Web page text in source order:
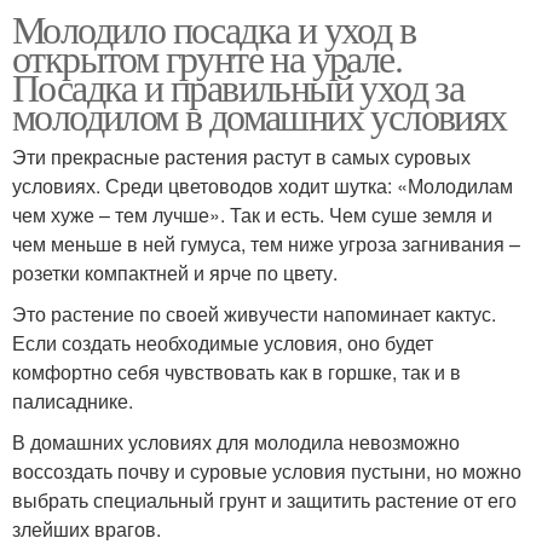
Молодило посадка и уход в
открытом грунте на урале.
Посадка и правильный уход за
молодилом в домашних условиях
Эти прекрасные растения растут в самых суровых
условиях. Среди цветоводов ходит шутка: «Молодилам
чем хуже – тем лучше». Так и есть. Чем суше земля и
чем меньше в ней гумуса, тем ниже угроза загнивания –
розетки компактней и ярче по цвету.
Это растение по своей живучести напоминает кактус.
Если создать необходимые условия, оно будет
комфортно себя чувствовать как в горшке, так и в
палисаднике.
В домашних условиях для молодила невозможно
воссоздать почву и суровые условия пустыни, но можно
выбрать специальный грунт и защитить растение от его
злейших врагов.